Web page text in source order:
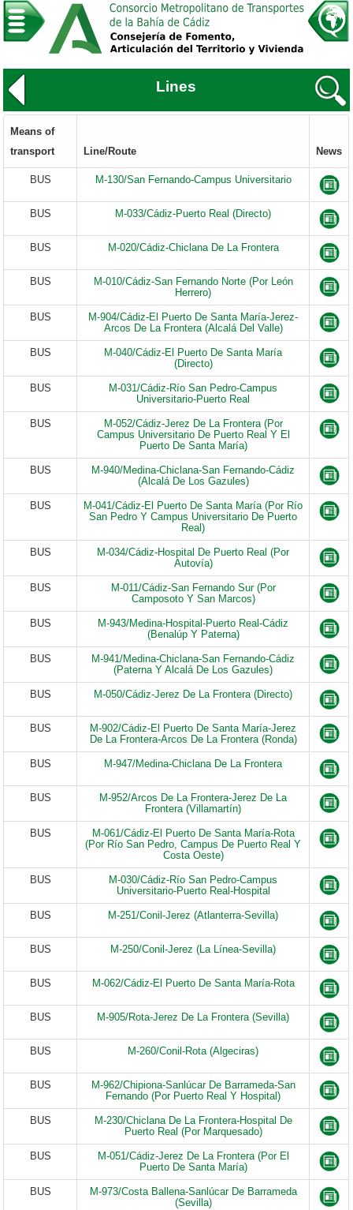
Lines
Means of
transport
Line/Route News
BUS M-130/San Fernando-Campus Universitario
BUS M-033/Cádiz-Puerto Real (Directo)
BUS M-020/Cádiz-Chiclana De La Frontera
BUS
M-010/Cádiz-San Fernando Norte (Por León
Herrero)
BUS
M-904/Cádiz-El Puerto De Santa María-Jerez-
Arcos De La Frontera (Alcalá Del Valle)
BUS
M-040/Cádiz-El Puerto De Santa María
(Directo)
BUS
M-031/Cádiz-Río San Pedro-Campus
Universitario-Puerto Real
BUS
M-052/Cádiz-Jerez De La Frontera (Por
Campus Universitario De Puerto Real Y El
Puerto De Santa María)
BUS
M-940/Medina-Chiclana-San Fernando-Cádiz
(Alcalá De Los Gazules)
BUS
M-041/Cádiz-El Puerto De Santa María (Por Río
San Pedro Y Campus Universitario De Puerto
Real)
BUS
M-034/Cádiz-Hospital De Puerto Real (Por
Autovía)
BUS
M-011/Cádiz-San Fernando Sur (Por
Camposoto Y San Marcos)
BUS
M-943/Medina-Hospital-Puerto Real-Cádiz
(Benalúp Y Paterna)
BUS
M-941/Medina-Chiclana-San Fernando-Cádiz
(Paterna Y Alcalá De Los Gazules)
BUS M-050/Cádiz-Jerez De La Frontera (Directo)
BUS
M-902/Cádiz-El Puerto De Santa María-Jerez
De La Frontera-Arcos De La Frontera (Ronda)
BUS M-947/Medina-Chiclana De La Frontera
BUS
M-952/Arcos De La Frontera-Jerez De La
Frontera (Villamartín)
BUS
M-061/Cádiz-El Puerto De Santa María-Rota
(Por Río San Pedro, Campus De Puerto Real Y
Costa Oeste)
BUS
M-030/Cádiz-Río San Pedro-Campus
Universitario-Puerto Real-Hospital
BUS M-251/Conil-Jerez (Atlanterra-Sevilla)
BUS M-250/Conil-Jerez (La Línea-Sevilla)
BUS M-062/Cádiz-El Puerto De Santa María-Rota
BUS M-905/Rota-Jerez De La Frontera (Sevilla)
BUS M-260/Conil-Rota (Algeciras)
BUS
M-962/Chipiona-Sanlúcar De Barrameda-San
Fernando (Por Puerto Real Y Hospital)
BUS
M-230/Chiclana De La Frontera-Hospital De
Puerto Real (Por Marquesado)
BUS
M-051/Cádiz-Jerez De La Frontera (Por El
Puerto De Santa María)
BUS
M-973/Costa Ballena-Sanlúcar De Barrameda
(Sevilla)